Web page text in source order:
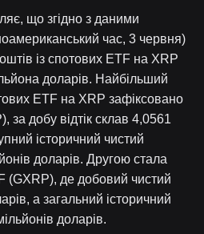
що згідно з даними
час, 3 червня)
із спотових ETF на XRP
доларів. Найбільший
ETF на XRP зафіксовано
добу відтік склав 4,0561
історичний чистий
доларів. Другою стала
(GXRP), де добовий чистий
а загальний історичний
доларів.